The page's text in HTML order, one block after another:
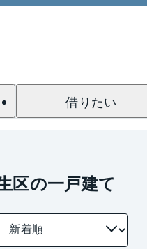
借りたい
区の一戸建て